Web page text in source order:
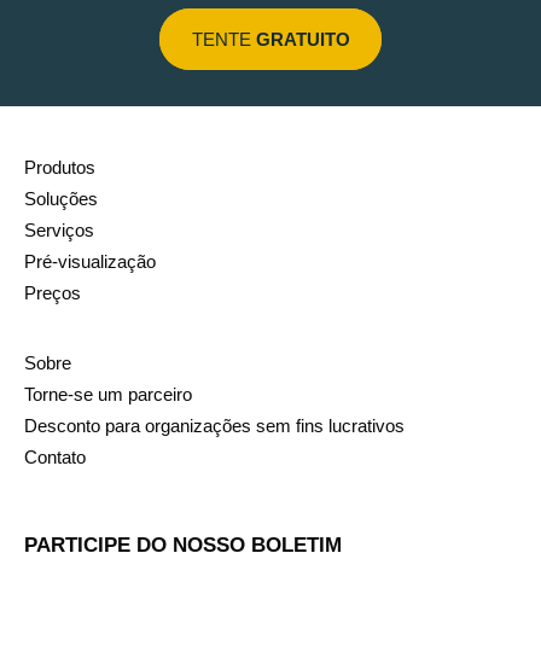
TENTE GRATUITO
Produtos
Soluções
Serviços
Pré-visualização
Preços
Sobre
Torne-se um parceiro
Desconto para organizações sem fins lucrativos
Contato
PARTICIPE DO NOSSO BOLETIM